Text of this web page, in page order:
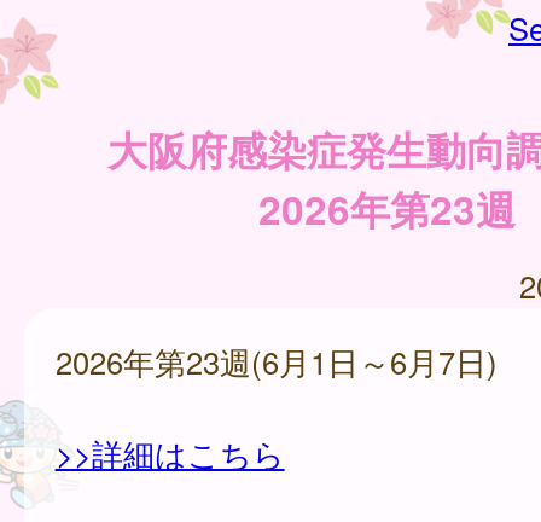
大阪府感染症発生動向
2026年第23週
2026年第23週(6月1日～6月7日)
>>詳細はこちら